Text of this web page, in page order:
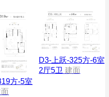
方-5室
D3-上跃-325方-6室
2厅5卫 建面